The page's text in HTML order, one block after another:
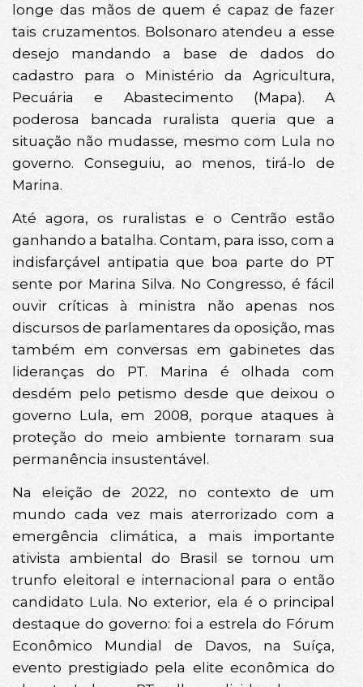
longe das mãos de quem é capaz de fazer
tais cruzamentos. Bolsonaro atendeu a esse
desejo mandando a base de dados do
cadastro para o Ministério da Agricultura,
Pecuária e Abastecimento (Mapa). A
poderosa bancada ruralista queria que a
situação não mudasse, mesmo com Lula no
governo. Conseguiu, ao menos, tirá-lo de
Marina.
Até agora, os ruralistas e o Centrão estão
ganhando a batalha. Contam, para isso, com a
indisfarçável antipatia que boa parte do PT
sente por Marina Silva. No Congresso, é fácil
ouvir críticas à ministra não apenas nos
discursos de parlamentares da oposição, mas
também em conversas em gabinetes das
lideranças do PT. Marina é olhada com
desdém pelo petismo desde que deixou o
governo Lula, em 2008, porque ataques à
proteção do meio ambiente tornaram sua
permanência insustentável.
Na eleição de 2022, no contexto de um
mundo cada vez mais aterrorizado com a
emergência climática, a mais importante
ativista ambiental do Brasil se tornou um
trunfo eleitoral e internacional para o então
candidato Lula. No exterior, ela é o principal
destaque do governo: foi a estrela do Fórum
Econômico Mundial de Davos, na Suíça,
evento prestigiado pela elite econômica do